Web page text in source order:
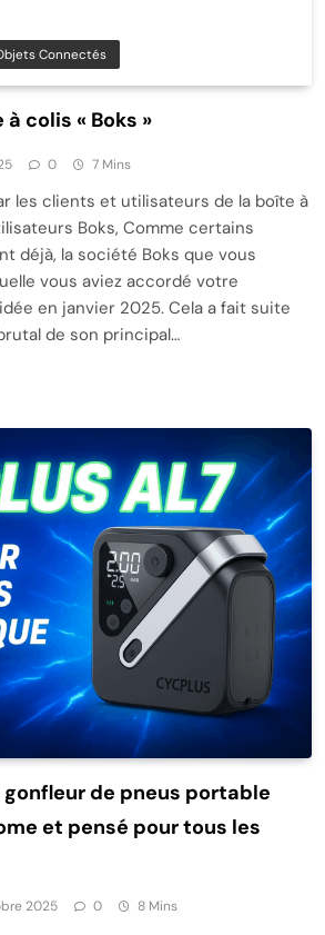
Connectés
colis « Boks »
0 7 Mins
les clients et utilisateurs de la boîte à
Boks, Comme certains
déjà, la société Boks que vous
vous aviez accordé votre
en janvier 2025. Cela a fait suite
de son principal…
gonfleur de pneus portable
et pensé pour tous les
2025 0 8 Mins